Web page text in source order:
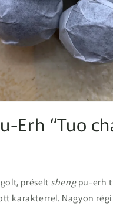
Erh “Tuo
préselt shengpu-erh
karakterrel. Nagyon